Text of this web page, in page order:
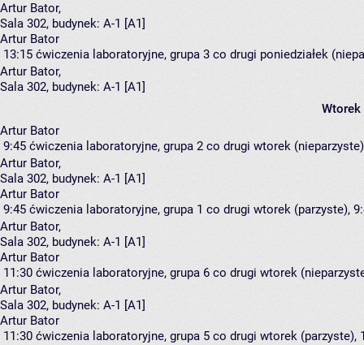
Artur Bator,
Sala 302, budynek: A-1 [A1]
Artur Bator
13:15 ćwiczenia laboratoryjne, grupa 3 co drugi poniedziałek
Artur Bator,
Sala 302, budynek: A-1 [A1]
Wtorek
Artur Bator
9:45 ćwiczenia laboratoryjne, grupa 2 co drugi wtorek
Artur Bator,
Sala 302, budynek: A-1 [A1]
Artur Bator
9:45 ćwiczenia laboratoryjne, grupa 1 co drugi wtorek (parzyste),
Artur Bator,
Sala 302, budynek: A-1 [A1]
Artur Bator
11:30 ćwiczenia laboratoryjne, grupa 6 co drugi wtorek
Artur Bator,
Sala 302, budynek: A-1 [A1]
Artur Bator
11:30 ćwiczenia laboratoryjne, grupa 5 co drugi wtorek (parzyste),